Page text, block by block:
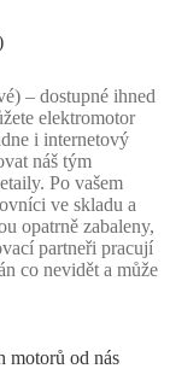
– dostupné ihned
elektromotor
i internetový
náš tým
Po vašem
ve skladu a
opatrně zabaleny,
partneři pracují
co nevidět a může
motorů od nás